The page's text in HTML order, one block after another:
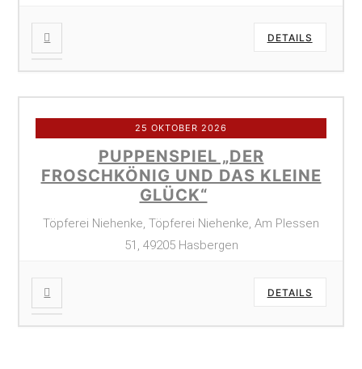
DETAILS
25 OKTOBER 2026
PUPPENSPIEL „DER
FROSCHKÖNIG UND DAS KLEINE
GLÜCK“
Töpferei Niehenke, Töpferei Niehenke, Am Plessen
51, 49205 Hasbergen
DETAILS